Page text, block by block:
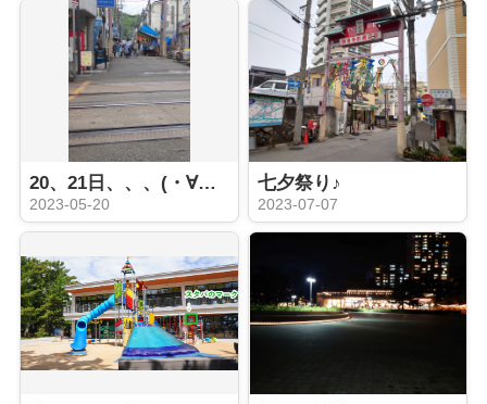
20、21日、、、(・∀・)♪
2023-05-20
七夕祭り♪
2023-07-07